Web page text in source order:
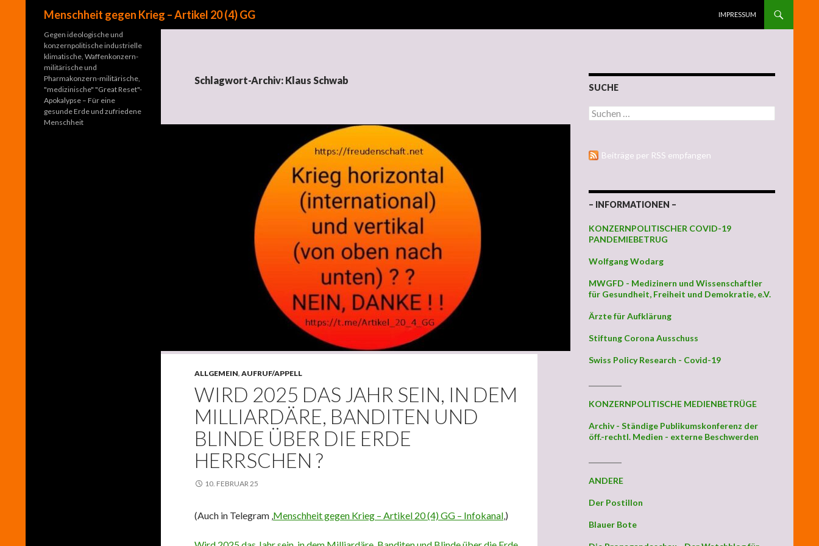
Menschheit gegen Krieg – Artikel 20 (4) GG
IMPRESSUM
Schlagwort-Archiv: Klaus Schwab
ALLGEMEIN, AUFRUF/APPELL
WIRD 2025 DAS JAHR SEIN, IN DEM
MILLIARDÄRE, BANDITEN UND
BLINDE ÜBER DIE ERDE
HERRSCHEN ?
10. FEBRUAR 25
(Auch in Telegram ‚Menschheit gegen Krieg – Artikel 20 (4) GG – Infokanal‚)
SUCHE
Suchen nach:
Beiträge per RSS empfangen
– INFORMATIONEN –
KONZERNPOLITISCHER COVID-19
PANDEMIEBETRUG
Wolfgang Wodarg
MWGFD - Medizinern und Wissenschaftler
für Gesundheit, Freiheit und Demokratie, e.V.
Ärzte für Aufklärung
Stiftung Corona Ausschuss
Swiss Policy Research - Covid-19
KONZERNPOLITISCHE MEDIENBETRÜGE
Archiv - Ständige Publikumskonferenz der
öff.-rechtl. Medien - externe Beschwerden
ANDERE
Der Postillon
Blauer Bote
Gegen ideologische und
konzernpolitische industrielle
klimatische, Waffenkonzern-
militärische und
Pharmakonzern-militärische,
"medizinische" "Great Reset"-
Apokalypse – Für eine
gesunde Erde und zufriedene
Menschheit